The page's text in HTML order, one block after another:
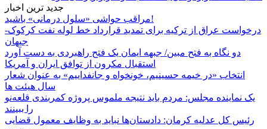
جدید ترین اخبار
مراقب حواشی «سلول درمانی» باشید!
درخواست عراق از ترکیه برای تمدید قرارداد خط لوله نفت کرکوک-
جیهان
دو نگاه به فتح مبین/ جبهه ایمان یک فتح راهبردی به دست آورد
استقبال مکرون از توافق ایران و آمریکا
انتخاب «در خیمه حسینیم، خونخواه و جانفداییم» به عنوان شعار
سال هیئت ها
یک نماینده مجلس: مردم باید نتیجه ملموس پروژه کمربندی قلعه‌نو
را ببینند
رئیس کل عدلیه کرمان: دادستان‌ها نباید به وظایف معمول قضایی